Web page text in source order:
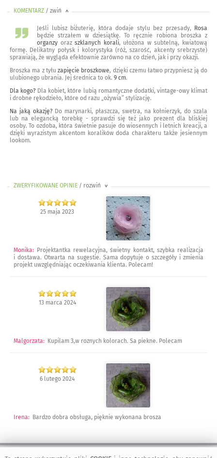
KOMENTARZ / zwiń <
Jeśli lubisz biżuterię, która dodaje stylu bez przesady, Rosa
będzie strzałem w dziesiątkę. To ręcznie robiona broszka z
organzy orazszklanych korali, ułożona w subtelną, kwiatową
formę. Delikatny połysk i kolorystyka (róż, szarość, akcenty srebrzyste)
sprawiają, że wygląda efektownie zarówno na co dzień, jak i przy okazji.
Broszka ma z tyłuzapięcie broszkowe, dzięki czemu łatwo przypniesz ją do
ulubionego ubrania. Jej średnica to ok. 9 cm.
Dla kogo? Dla kobiet, które lubią romantyczne dodatki, vintage-owy klimat
i drobne rękodzieło, które od razu „ożywia” stylizację.
Na jaką okazję? Do marynarki, płaszcza, swetra, na kołnierzyk, do szala
lub na elegancką torebkę - sprawdzi się też jako prezent dla bliskiej
osoby. To ozdoba, która świetnie pasuje do wiosennych i letnich kreacji, a
dzięki wyrazistym akcentom koralików doda charakteru także jesiennym
lookom.
ZWERYFIKOWANE OPINIE / rozwiń >
25 maja 2023
Monika: Projektantka rewelacyjna, świetny kontakt, szybka realizacja
i dostawa. Otwarta na sugestie. Sama dopytuje o szczegóły i zmienia
projekt uwzględniając oczekiwania klienta. Polecam!
13 marca 2024
Malgorzata: Kupilam 3,w roznych kolorach. Sa piekne. Polecam
6 lutego 2024
Irena: Bardzo dobra obsługa, pięknie wykonana brosza